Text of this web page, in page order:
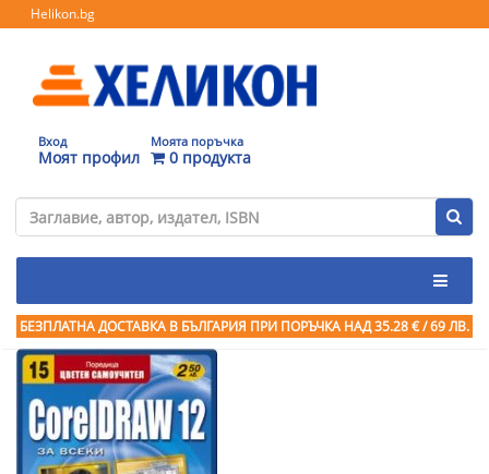
Helikon.bg
Вход
Моят профил
Моята поръчка
0 продукта
БЕЗПЛАТНА ДОСТАВКА В БЪЛГАРИЯ ПРИ ПОРЪЧКА НАД 35.28 € / 69 ЛВ.